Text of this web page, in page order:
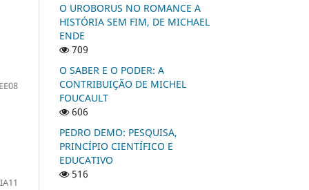
EE08
O UROBORUS NO ROMANCE A
HISTÓRIA SEM FIM, DE MICHAEL
ENDE
709
O SABER E O PODER: A
CONTRIBUIÇÃO DE MICHEL
FOUCAULT
606
PEDRO DEMO: PESQUISA,
PRINCÍPIO CIENTÍFICO E
EDUCATIVO
516